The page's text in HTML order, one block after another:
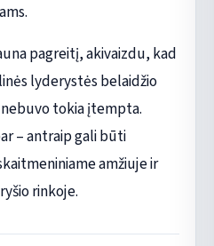
pagreitį, akivaizdu, kad
lyderystės belaidžio
tokia įtempta.
– antraip gali būti
amžiuje ir
rinkoje.